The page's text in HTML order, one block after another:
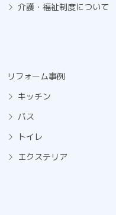
介護・福祉制度について
リフォーム事例
キッチン
バス
トイレ
エクステリア